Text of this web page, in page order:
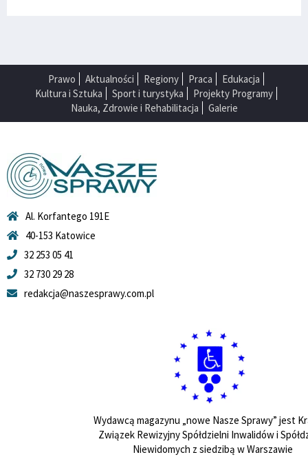
Prawo Aktualności Regiony Praca
Edukacja
Kultura i Sztuka
Sport i turystyka
Projekty Programy
Nauka, Zdrowie i Rehabilitacja
Galerie
Al. Korfantego 191E
40-153 Katowice
32 253 05 41
32 730 29 28
redakcja@naszesprawy.com.pl
Wydawcą magazynu „nowe Nasze Sprawy” jest
Związek Rewizyjny Spółdzielni Inwalidów i
Niewidomych z siedzibą w Warszawie